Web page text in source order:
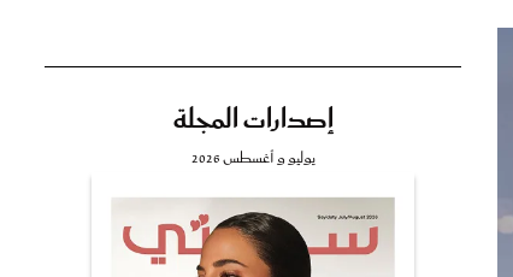
إصدارات المجلة
يوليو و أغسطس 2026